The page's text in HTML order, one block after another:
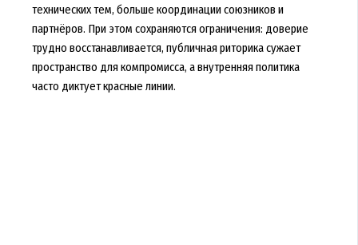
технических тем, больше координации союзников и
партнёров. При этом сохраняются ограничения: доверие
трудно восстанавливается, публичная риторика сужает
пространство для компромисса, а внутренняя политика
часто диктует красные линии.